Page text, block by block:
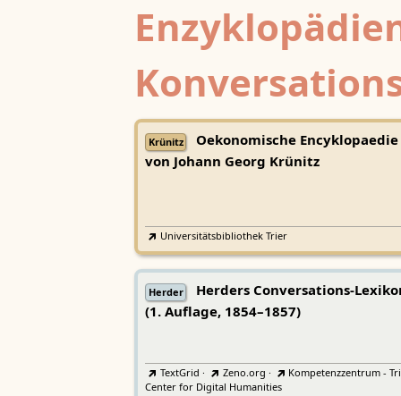
Krünitz
Oekonomische Encyklopaedie
von Johann Georg Krünitz
Universitätsbibliothek Trier
Herder
Herders Conversations-
(1. Auflage, 1854–1857)
TextGrid · Zeno.org ·
Kompetenzzentrum -
Center for Digital Humanities